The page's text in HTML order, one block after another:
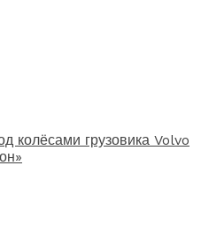
колёсами грузовика Volvo